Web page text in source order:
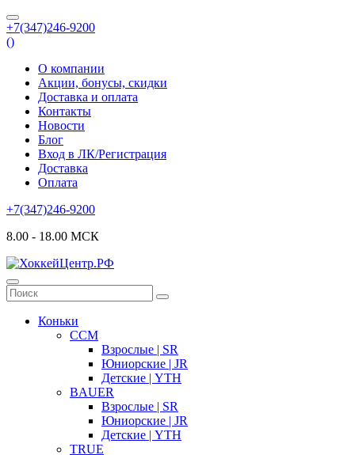
+7(347)246-9200
()
О компании
Акции, бонусы, скидки
Доставка и оплата
Контакты
Новости
Блог
Вход в ЛК/Регистрация
Доставка
Оплата
+7(347)246-9200
8.00 - 18.00 МСК
Коньки
CCM
Взрослые | SR
Юниорские | JR
Детские | YTH
BAUER
Взрослые | SR
Юниорские | JR
Детские | YTH
TRUE